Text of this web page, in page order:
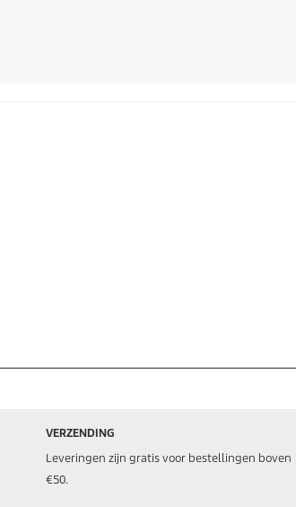
VERZENDING
Leveringen zijn gratis voor bestellingen boven
€50.